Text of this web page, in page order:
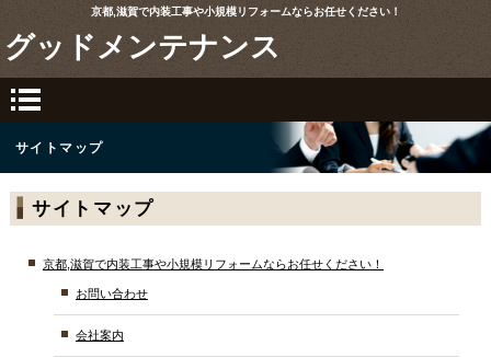
京都,滋賀で内装工事や小規模リフォームならお任せください！
グッドメンテナンス
サイトマップ
サイトマップ
京都,滋賀で内装工事や小規模リフォームならお任せください！
お問い合わせ
会社案内